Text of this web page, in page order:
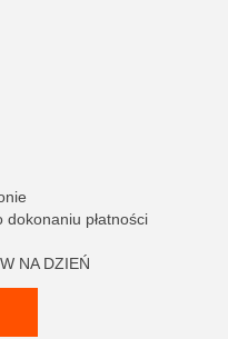
dokonaniu płatności
NA DZIEŃ